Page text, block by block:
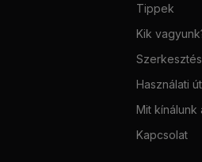
Tippek
Kik
Használati
Mit kínálunk
Kapcsolat